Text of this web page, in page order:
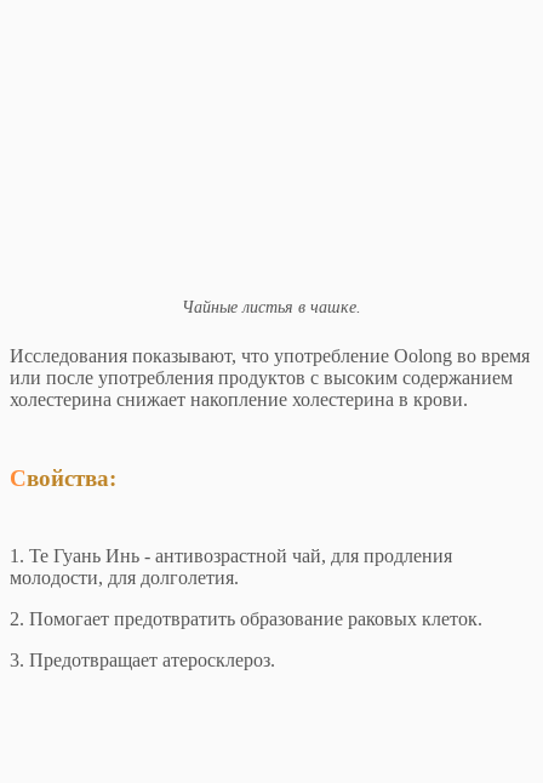
Чайные листья в чашке.
Исследования показывают, что употребление Oolong во время
или после употребления продуктов с высоким содержанием
холестерина снижает накопление холестерина в крови.
Свойства:
1. Те Гуань Инь - антивозрастной чай, для продления
молодости, для долголетия.
2. Помогает предотвратить образование раковых клеток.
3. Предотвращает атеросклероз.